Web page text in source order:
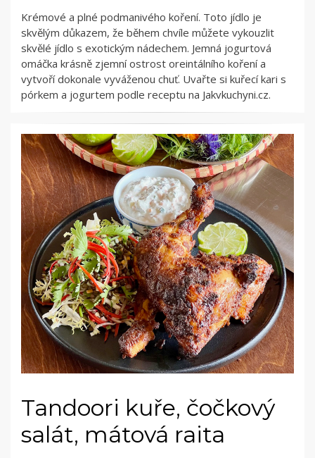
Krémové a plné podmanivého koření. Toto jídlo je
skvělým důkazem, že během chvíle můžete vykouzlit
skvělé jídlo s exotickým nádechem. Jemná jogurtová
omáčka krásně zjemní ostrost oreintálního koření a
vytvoří dokonale vyváženou chuť. Uvařte si kuřecí kari s
pórkem a jogurtem podle receptu na Jakvkuchyni.cz.
Tandoori kuře, čočkový
salát, mátová raita